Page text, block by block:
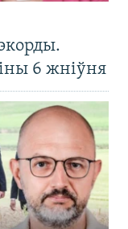
6 жніўня